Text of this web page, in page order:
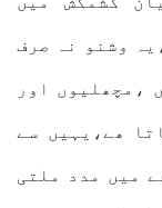
وشنو نہ صرف
،مچھلیوں اور
ھے،یہیں سے
میں مدد ملتی